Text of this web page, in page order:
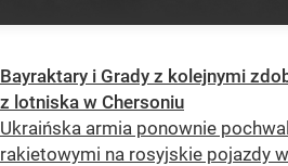
Bayraktary i Grady z kolejnymi
z lotniska w Chersoniu
Ukraińska armia ponownie
rakietowymi na rosyjskie pojazdy